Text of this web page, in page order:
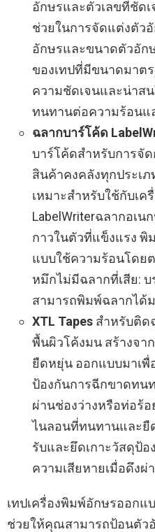
อักษรและตัวเลขที่ชัด
ช่วยในการจัดแต่งตัว
อักษรและขนาดตัวอัก
ของเทปที่มีขนาดมาต
ความชัดเจนและน่าส
ทนทานต่อความร้อนแ
ฉลากบาร์โค้ด
บาร์โค้ดสำหรับการจั
สินค้าคงคลังทุกประเ
เหมาะสำหรับใช้กับเค
LabelWriterฉลากอเ
กาวในตัวที่แข็งแรง พิ
แบบใช้ความร้อนโดย
หมึกไม่มีฉลากที่เสีย:
สามารถพิมพ์ฉลากได้
XTL Tapes สำหรับติด
พื้นผิวโค้งมน สร้างจ
ยืดหยุ่น ออกแบบมาเพื่
ป้องกันการฉีกขาดทน
ผ่านช่องว่างหรือท่อร้
ไนลอนที่ทนทานและยื
รับและยึดเกาะวัสดุป้
ความเสียหายเมื่อดึง
เทปเครื่องพิมพ์อักษรออกแ
ช่วยให้คุณสามารถป้อนตัว